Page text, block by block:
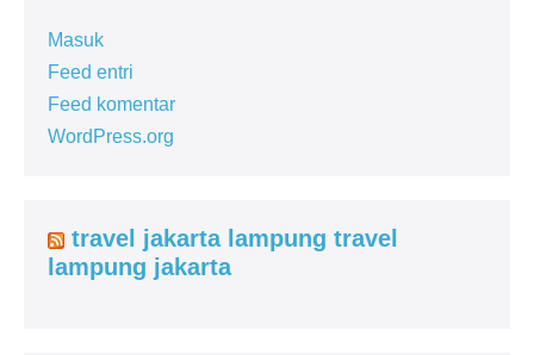
Masuk
Feed entri
Feed komentar
WordPress.org
travel jakarta lampung travel
lampung jakarta